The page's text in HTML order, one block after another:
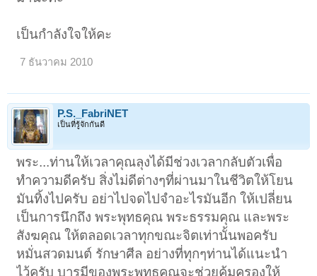
เป็นกำลังใจให้คะ
7 ธันวาคม 2010
P.S._FabriNET
เป็นที่รู้จักกันดี
พระ...ท่านให้เวลาคุณลุงได้มีช่วงเวลากลับตัวเพื่อ
ทำความดีครับ สิ่งไม่ดีต่างๆที่ผ่านมาในชีวิตให้โยน
มันทิ้งไปครับ อย่าไปจดไปจำอะไรมันอีก ให้เปลี่ยน
เป็นการนึกถึง พระพุทธคุณ พระธรรมคุณ และพระ
สังฆคุณ ให้ตลอดเวลาทุกขณะจิตเท่านั้นพอครับ
หมั่นสวดมนต์ รักษาศีล อย่างที่ทุกๆท่านได้แนะนำ
ไว้ครับ บารมีของพระพุทธคุณจะช่วยคุ้มครองให้